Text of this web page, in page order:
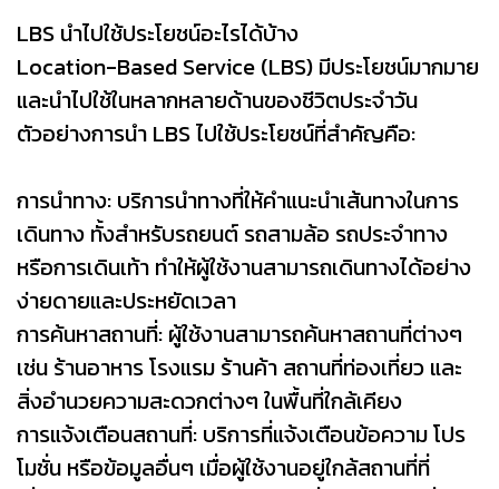
LBS นำไปใช้ประโยชน์อะไรได้บ้าง​
Location-Based Service (LBS) มีประโยชน์มากมาย
และนำไปใช้ในหลากหลายด้านของชีวิตประจำวัน
ตัวอย่างการนำ LBS ไปใช้ประโยชน์ที่สำคัญคือ:
การนำทาง: บริการนำทางที่ให้คำแนะนำเส้นทางในการ
เดินทาง ทั้งสำหรับรถยนต์ รถสามล้อ รถประจำทาง
หรือการเดินเท้า ทำให้ผู้ใช้งานสามารถเดินทางได้อย่าง
ง่ายดายและประหยัดเวลา
การค้นหาสถานที่: ผู้ใช้งานสามารถค้นหาสถานที่ต่างๆ
เช่น ร้านอาหาร โรงแรม ร้านค้า สถานที่ท่องเที่ยว และ
สิ่งอำนวยความสะดวกต่างๆ ในพื้นที่ใกล้เคียง
การแจ้งเตือนสถานที่: บริการที่แจ้งเตือนข้อความ โปร
โมชั่น หรือข้อมูลอื่นๆ เมื่อผู้ใช้งานอยู่ใกล้สถานที่ที่